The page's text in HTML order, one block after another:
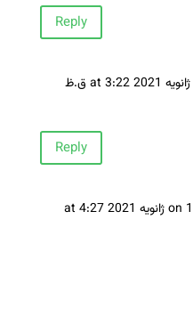
Reply
Reply
on 12 ژانویه 2021 at 4:27